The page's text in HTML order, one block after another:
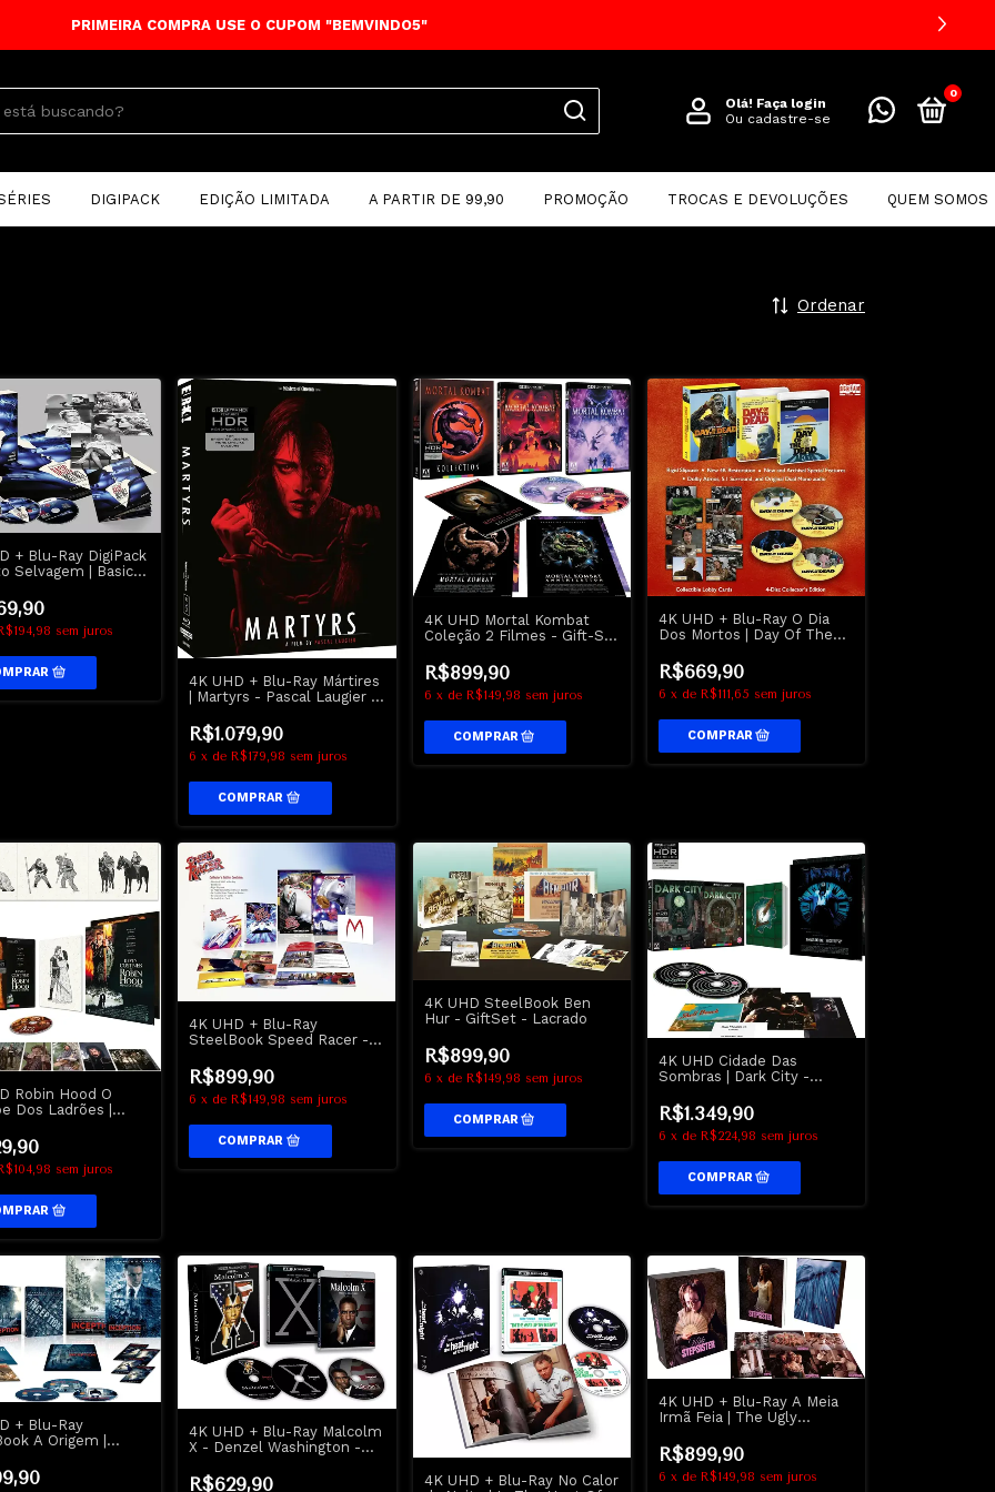
PRIMEIRA COMPRA USE O CUPOM
Olá! Faça login
Ou cadastre-se
0
DIGIPACK EDIÇÃO LIMITADA A PARTIR DE 99,90 PROMOÇÃO TROCAS E DEVOLUÇÕES QUEM SOMOS
Ordenar
+ Blu-Ray DigiPack
Selvagem | Basic
Stone
sem juros
4K UHD + Blu-Ray Mártires
| Martyrs - Pascal Laugier -
R$1.079,90
6 x de R$179,98 sem juros
4K UHD Mortal Kombat
Coleção 2 Filmes - Gift-Set
R$899,90
6 x de R$149,98 sem juros
4K UHD + Blu-Ray O Dia
Dos Mortos | Day Of The
R$669,90
6 x de R$111,65 sem juros
Robin Hood O
Dos Ladrões |
- Arrow
R$104,98 sem juros
4K UHD + Blu-Ray
SteelBook Speed Racer -
R$899,90
6 x deR$149,98 sem juros
4K UHD SteelBook Ben
Hur - GiftSet - Lacrado
R$899,90
6 x de R$149,98 sem juros
4K UHD Cidade Das
Sombras | Dark City -
R$1.349,90
6 x de R$224,98 sem juros
+ Blu-Ray
A Origem |
4K UHD + Blu-Ray Malcolm
X - Denzel Washington -
R$629,90
4K UHD + Blu-Ray No Calor
4K UHD + Blu-Ray A Meia
Irmã Feia | The Ugly
Second Sight
R$899,90
6 x de R$149,98 sem juros